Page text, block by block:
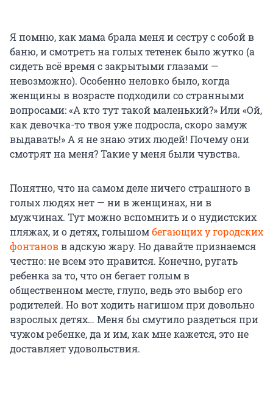
Я помню, как мама брала меня и сестру с собой в
баню, и смотреть на голых тетенек было жутко (а
сидеть всё время с закрытыми глазами —
невозможно). Особенно неловко было, когда
женщины в возрасте подходили со странными
вопросами: «А кто тут такой маленький?» Или «Ой,
как девочка-то твоя уже подросла, скоро замуж
выдавать!» А я не знаю этих людей! Почему они
смотрят на меня? Такие у меня были чувства.
Понятно, что на самом деле ничего страшного в
голых людях нет — ни в женщинах, ни в
мужчинах. Тут можно вспомнить и о нудистских
пляжах, и о детях, голышомбегающих у городских
фонтановв адскую жару. Но давайте признаемся
честно: не всем это нравится. Конечно, ругать
ребенка за то, что он бегает голым в
общественном месте, глупо, ведь это выбор его
родителей. Но вот ходить нагишом при довольно
взрослых детях… Меня бы смутило раздеться при
чужом ребенке, да и им, как мне кажется, это не
доставляет удовольствия.